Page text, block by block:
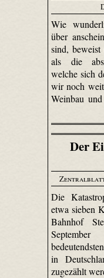
Wie
über
sind, beweist
als die
welche sich
wir noch
Weinbau
Der
Zentralblatt
Die
etwa sieben
Bahnhof
in
zugezählt